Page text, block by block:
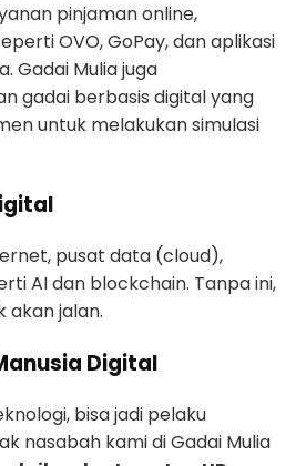
pinjaman online,
OVO, GoPay, dan aplikasi
Gadai Mulia juga
gadai berbasis digital yang
untuk melakukan simulasi
pusat data (cloud),
AI dan blockchain. Tanpa ini,
akan jalan.
Digital
bisa jadi pelaku
nasabah kami di Gadai Mulia